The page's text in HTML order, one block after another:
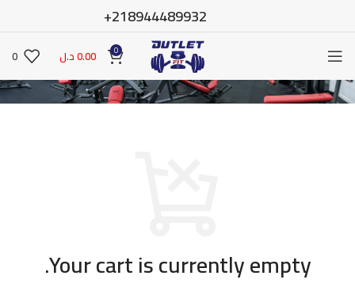
218944489932+
0
0.00د.ل 0
Your cart is currently empty.